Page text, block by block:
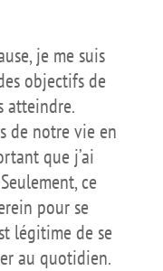
je me suis
objectifs de
atteindre.
de notre vie en
que j’ai
ce
pour se
légitime de se
au quotidien.